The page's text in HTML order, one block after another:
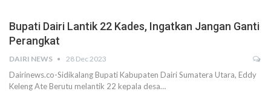
Bupati Dairi Lantik 22 Kades, Ingatkan Jangan Ganti
Perangkat
DAIRI NEWS 28 Dec 2023
Dairinews.co-Sidikalang Bupati Kabupaten Dairi Sumatera Utara, Eddy
Keleng Ate Berutu melantik 22 kepala desa…